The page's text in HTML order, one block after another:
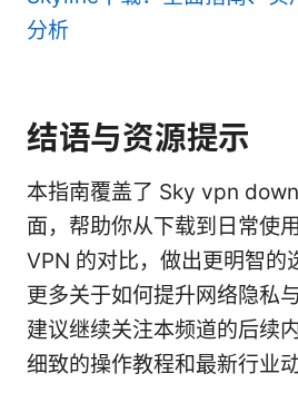
分析
结语与资源提示
本指南覆盖了 Sky vpn
面，帮助你从下载到日常使
VPN 的对比，做出更明智的
更多关于如何提升网络隐私
建议继续关注本频道的后续
细致的操作教程和最新行业动